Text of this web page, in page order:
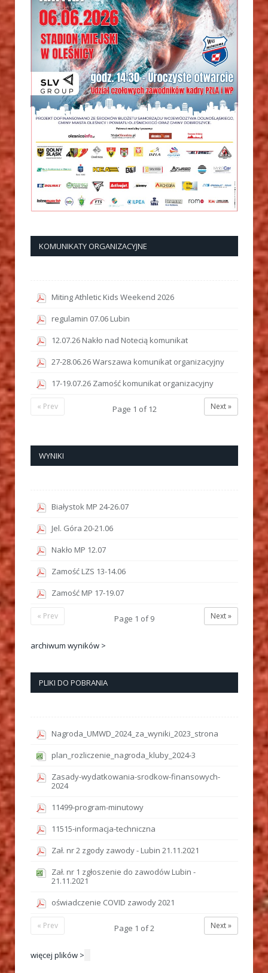
KOMUNIKATY ORGANIZACYJNE
Miting Athletic Kids Weekend 2026
regulamin 07.06 Lubin
12.07.26 Nakło nad Notecią komunikat
27-28.06.26 Warszawa komunikat organizacyjny
17-19.07.26 Zamość komunikat organizacyjny
Next »
Page 1 of12
« Prev
WYNIKI
Białystok MP 24-26.07
Jel. Góra 20-21.06
Nakło MP 12.07
Zamość LZS 13-14.06
Zamość MP 17-19.07
Next »
Page 1 of9
« Prev
archiwum wyników >
PLIKI DO POBRANIA
Nagroda_UMWD_2024_za_wyniki_2023_strona
plan_rozliczenie_nagroda_kluby_2024-3
Zasady-wydatkowania-srodkow-finansowych-
2024
11499-program-minutowy
11515-informacja-techniczna
Zał. nr 2 zgody zawody - Lubin 21.11.2021
Zał. nr 1 zgłoszenie do zawodów Lubin -
21.11.2021
oświadczenie COVID zawody 2021
Next »
Page 1 of2
« Prev
więcej plików >